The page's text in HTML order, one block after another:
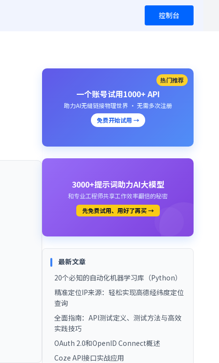
控制台
热门推荐
一个账号试用1000+ API
助力AI无缝链接物理世界 · 无需多次注册
免费开始试用 →
3000+提示词助力AI大模型
和专业工程师共享工作效率翻倍的秘密
先免费试用、用好了再买 →
最新文章
20个必知的自动化机器学习库（Python）
精准定位IP来源：轻松实现高德经纬度定位
查询
全面指南：API测试定义、测试方法与高效
实践技巧
OAuth 2.0和OpenID Connect概述
Coze API接口实战应用